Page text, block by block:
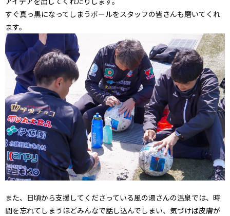
すぐ真っ黒になってしまうボールをスタッフの皆さんも磨いてくれ
ます。
また、日頃から支援してくださっている風の湯さんの温泉では、時
間を忘れてしまうほどみんなで話し込んでしまい、気づけば皮膚が